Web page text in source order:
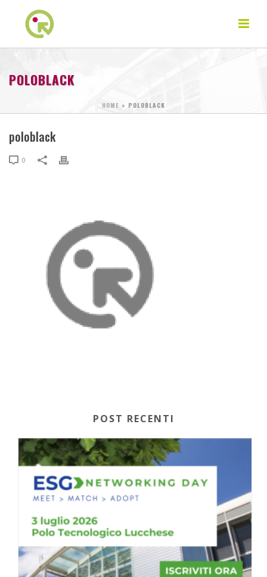
POLOBLACK
HOME » POLOBLACK
poloblack
0
POST RECENTI